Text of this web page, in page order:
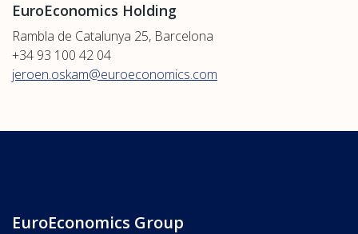
EuroEconomics Holding
Rambla de Catalunya 25, Barcelona
+34 93 100 42 04
jeroen.oskam@euroeconomics.com
EuroEconomics Group